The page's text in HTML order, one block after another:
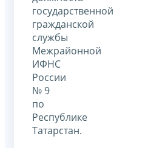
государственной
гражданской
службы
Межрайонной
ИФНС
России
№ 9
по
Республике
Татарстан.